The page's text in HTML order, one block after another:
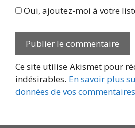
Oui, ajoutez-moi à votre
Ce site utilise Akismet pour
indésirables. En savoir plus
données de vos